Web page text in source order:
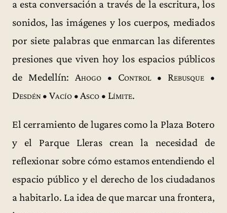
a esta conversación a través de la escritura, los
sonidos, las imágenes y los cuerpos, mediados
por siete palabras que enmarcan las diferentes
presiones que viven hoy los espacios públicos
de Medellín:Ahogo • Control • Rebusque •
Desdén • Vacío • Asco • Límite.
El cerramiento de lugares como la Plaza Botero
y el Parque Lleras crean la necesidad de
reflexionar sobre cómo estamos entendiendo el
espacio público y el derecho de los ciudadanos
a habitarlo. La idea de que marcar una frontera,